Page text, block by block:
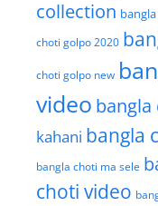
collection
choti golpo 2020
choti golpo new
video
kahani bangla
bangla choti ma sele
choti video